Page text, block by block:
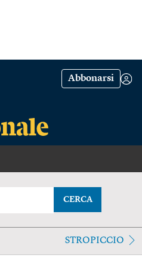
Abbonarsi
CERCA
STROPICCIO